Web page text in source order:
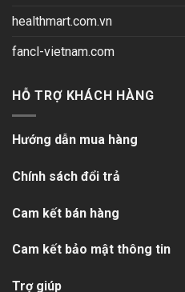
healthmart.com.vn
fancl-vietnam.com
HỖ TRỢ KHÁCH HÀNG
Hướng dẫn mua hàng
Chính sách đổi trả
Cam kết bán hàng
Cam kết bảo mật thông tin
Trợ giúp